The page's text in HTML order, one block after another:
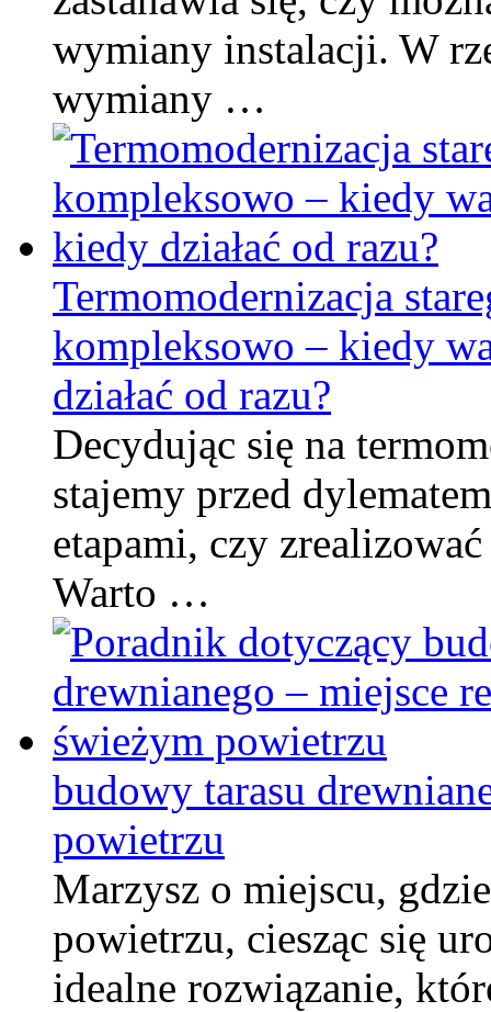
wymiany instalacji. W
wymiany …
Termomodernizacja
kompleksowo – kiedy
działać od razu?
Decydując się na
stajemy przed
etapami, czy
Warto …
budowy tarasu
powietrzu
Marzysz o miejscu,
powietrzu, ciesząc się
idealne rozwiązanie,